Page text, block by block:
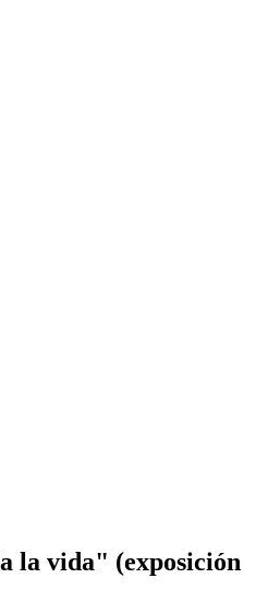
la vida" (exposición